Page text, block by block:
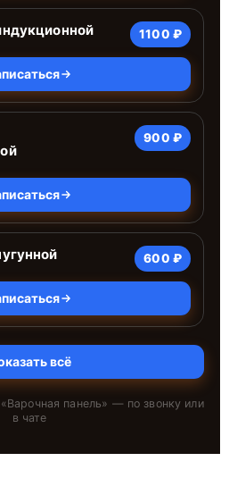
1100 ₽
900 ₽
600 ₽
всё
Варочная панель» — по звонку или
в чате